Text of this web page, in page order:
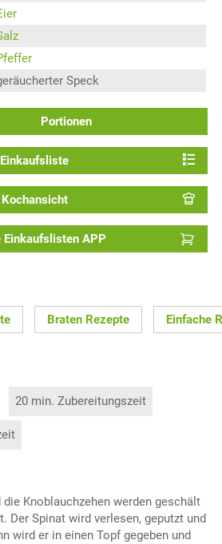
Speck
Portionen
Einkaufsliste
Kochansicht
Einkaufslisten APP
Braten Rezepte Einfache
20 min. Zubereitungszeit
die Knoblauchzehen werden geschält
Der Spinat wird verlesen, geputzt und
wird er in einen Topf gegeben und